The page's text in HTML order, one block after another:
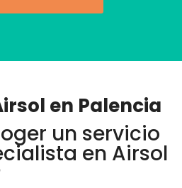
en Palencia
un servicio
en Airsol